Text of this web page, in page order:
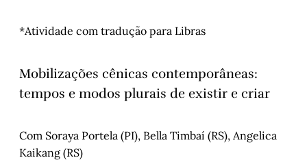
*Atividade com tradução para Libras
Mobilizações cênicas contemporâneas:
tempos e modos plurais de existir e criar
Com Soraya Portela (PI), Bella Timbaí (RS), Angelica
Kaikang (RS)